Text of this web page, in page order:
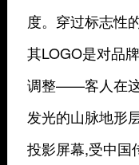
度。穿过标志性
其LOGO是对品
调整——客人在
发光的山脉地形
投影屏幕,受中国